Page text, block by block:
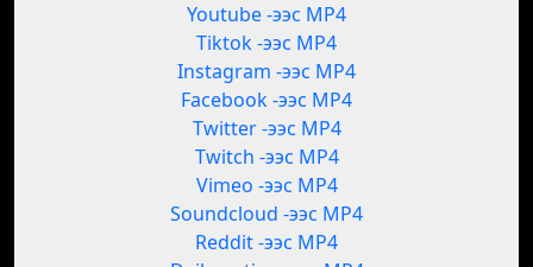
Youtube -ээс MP4
Tiktok -ээс MP4
Instagram -ээс MP4
Facebook -ээс MP4
Twitter -ээс MP4
Twitch -ээс MP4
Vimeo -ээс MP4
Soundcloud -ээс MP4
Reddit -ээс MP4